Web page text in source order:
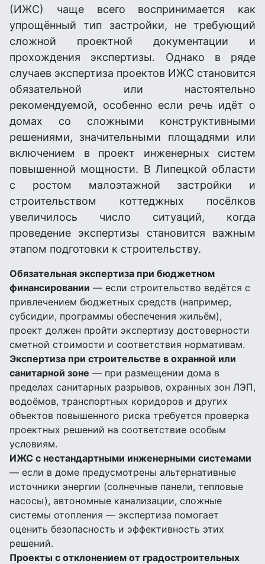
(ИЖС) чаще всего воспринимается как
упрощённый тип застройки, не требующий
сложной проектной документации и
прохождения экспертизы. Однако в ряде
случаев экспертиза проектов ИЖС становится
обязательной или настоятельно
рекомендуемой, особенно если речь идёт о
домах со сложными конструктивными
решениями, значительными площадями или
включением в проект инженерных систем
повышенной мощности. В Липецкой области
с ростом малоэтажной застройки и
строительством коттеджных посёлков
увеличилось число ситуаций, когда
проведение экспертизы становится важным
этапом подготовки к строительству.
Обязательная экспертиза при бюджетном
финансировании — если строительство ведётся с
привлечением бюджетных средств (например,
субсидии, программы обеспечения жильём),
проект должен пройти экспертизу достоверности
сметной стоимости и соответствия нормативам.
Экспертиза при строительстве в охранной или
санитарной зоне — при размещении дома в
пределах санитарных разрывов, охранных зон ЛЭП,
водоёмов, транспортных коридоров и других
объектов повышенного риска требуется проверка
проектных решений на соответствие особым
условиям.
ИЖС с нестандартными инженерными системами
— если в доме предусмотрены альтернативные
источники энергии (солнечные панели, тепловые
насосы), автономные канализации, сложные
системы отопления — экспертиза помогает
оценить безопасность и эффективность этих
решений.
Проекты с отклонением от градостроительных